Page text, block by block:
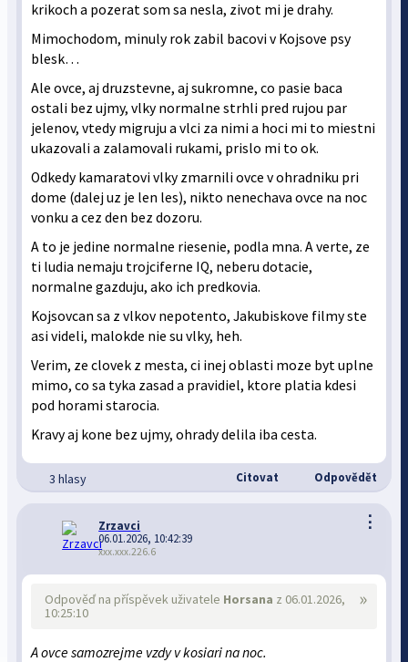
krikoch a pozerat som sa nesla, zivot mi je drahy.
Mimochodom, minuly rok zabil bacovi v Kojsove psy
blesk…
Ale ovce, aj druzstevne, aj sukromne, co pasie baca
ostali bez ujmy, vlky normalne strhli pred rujou par
jelenov, vtedy migruju a vlci za nimi a hoci mi to miestni
ukazovali a zalamovali rukami, prislo mi to ok.
Odkedy kamaratovi vlky zmarnili ovce v ohradniku pri
dome (dalej uz je len les), nikto nenechava ovce na noc
vonku a cez den bez dozoru.
A to je jedine normalne riesenie, podla mna. A verte, ze
ti ludia nemaju trojciferne IQ, neberu dotacie,
normalne gazduju, ako ich predkovia.
Kojsovcan sa z vlkov nepotento, Jakubiskove filmy ste
asi videli, malokde nie su vlky, heh.
Verim, ze clovek z mesta, ci inej oblasti moze byt uplne
mimo, co sa tyka zasad a pravidiel, ktore platia kdesi
pod horami starocia.
Kravy aj kone bez ujmy, ohrady delila iba cesta.
3 hlasy Citovat Odpovědět
⋮
Zrzavci
06.01.2026, 10:42:39
xxx.xxx.226.6
»
Odpověď na příspěvek uživatele Horsana z 06.01.2026,
10:25:10
A ovce samozrejme vzdy v kosiari na noc.